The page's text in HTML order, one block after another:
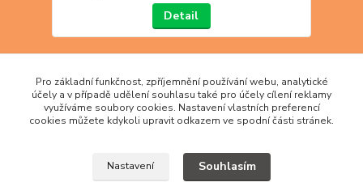
Detail
Pro základní funkčnost, zpříjemnění používání webu, analytické
účely a v případě udělení souhlasu také pro účely cílení reklamy
využíváme soubory cookies. Nastavení vlastních preferencí
cookies můžete kdykoli upravit odkazem ve spodní části stránek.
Nastavení Souhlasím